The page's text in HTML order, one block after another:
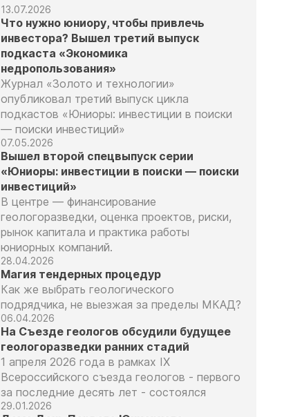
13.07.2026
Что нужно юниору, чтобы привлечь
инвестора? Вышел третий выпуск
подкаста «Экономика
недропользования»
Журнал «Золото и технологии»
опубликовал третий выпуск цикла
подкастов «Юниоры: инвестиции в поиски
— поиски инвестиций»
07.05.2026
Вышел второй спецвыпуск серии
«Юниоры: инвестиции в поиски — поиски
инвестиций»
В центре — финансирование
геологоразведки, оценка проектов, риски,
рынок капитала и практика работы
юниорных компаний.
28.04.2026
Магия тендерных процедур
Как же выбрать геологического
подрядчика, не выезжая за пределы МКАД?
06.04.2026
На Съезде геологов обсудили будущее
геологоразведки ранних стадий
1 апреля 2026 года в рамках IX
Всероссийского съезда геологов - первого
за последние десять лет - состоялся
29.01.2026